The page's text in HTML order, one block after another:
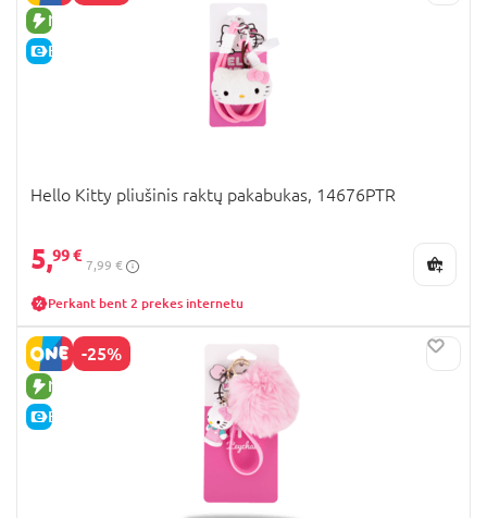
NAUJA PREKĖ
E-KAINA
Hello Kitty pliušinis raktų pakabukas, 14676PTR
5,99 €
7,99 €
Perkant bent 2 prekes internetu
-25%
NAUJA PREKĖ
E-KAINA